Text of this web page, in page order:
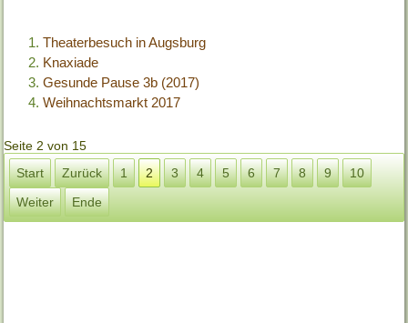
Theaterbesuch in Augsburg
Knaxiade
Gesunde Pause 3b (2017)
Weihnachtsmarkt 2017
Seite 2 von 15
Start
Zurück 1 2 3 4 5 6 7 8 9
10
Weiter
Ende